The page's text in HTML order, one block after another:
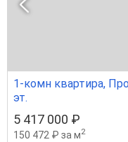
1-комн квартира,
эт.
5 417 000 ₽
150 472 ₽ за м2